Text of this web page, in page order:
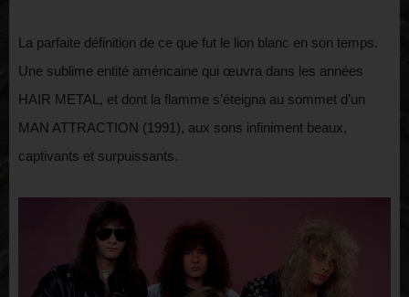
La parfaite définition de ce que fut le lion blanc en son temps.
Une sublime entité américaine qui œuvra dans les années
HAIR METAL, et dont la flamme s’éteigna au sommet d’un
MAN ATTRACTION (1991), aux sons infiniment beaux,
captivants et surpuissants.